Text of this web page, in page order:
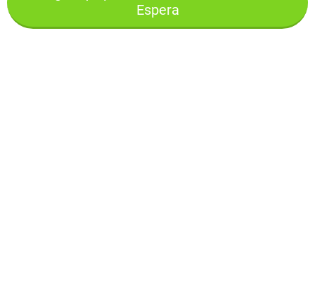
Espera